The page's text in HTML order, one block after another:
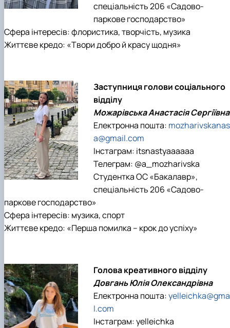
спеціальність 206 «Садово-
паркове господарство»
Сфера інтересів: флористика, творчість, музика
Життєве кредо: «Твори добро й красу щодня»
Заступниця голови соціального
відділу
Можарівська Анастасія Сергіївна
Електронна пошта:
a@gmail.com
Інстаграм: itsnastyaaaaaa
Телеграм: @a_mozharivska
Студентка ОС «Бакалавр»,
спеціальність 206 «Садово-
паркове господарство»
Сфера інтересів: музика, спорт
Життєве кредо: «Перша помилка – крок до успіху»
Голова креативного відділу
Довгань Юлія Олександрівна
Електронна пошта:
l.com
Інстаграм: yelleichka